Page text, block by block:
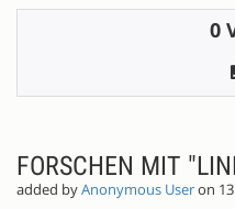
0
FORSCHEN MIT
added byAnonymous Useron